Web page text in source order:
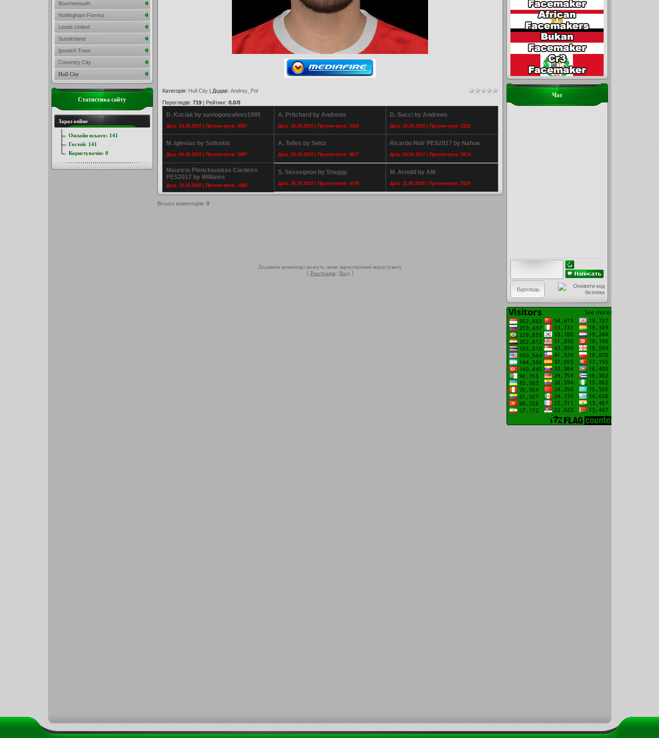
Категорія: Hull City| Додав: Andrey_Pol
Переглядів: 719| Рейтинг: 0.0/0
D. Kuciak by saviogoncalves1995
Дата: 23.05.2015 | Просмотров: 4057
A. Pritchard by Andrews
Дата: 10.05.2015 | Просмотров: 3324
D. Succi by Andrews
Дата: 10.05.2015 | Просмотров: 2223
M. Iglesias by Sotirakis
Дата: 09.05.2015 | Просмотров: 2997
A. Telles by Sekiz
Дата: 23.05.2015 | Просмотров: 4677
Ricardo Noir PES2017 by Nahue
Дата: 24.06.2017 | Просмотров: 2674
Mauricio Plenckauskas Cordeiro
PES2017 by Williams
Дата: 10.03.2022 | Просмотров: 1085
S. Sessegnon by Shaggy
Дата: 26.05.2015 | Просмотров: 4278
M. Arnold by AM
Дата: 11.05.2015 | Просмотров: 5129
Всього коментарів: 0
Додавати коментарі можуть лише зареєстровані користувачі.
[ Реєстрація| Вхід ]
Чат
Bournemouth
Nottingham Forrest
Leeds United
Sunderland
Ipswich Town
Coventry City
Hull City
Статистика сайту
Зараз online
Онлайн всього: 141
Гостей: 141
Користувачів: 0